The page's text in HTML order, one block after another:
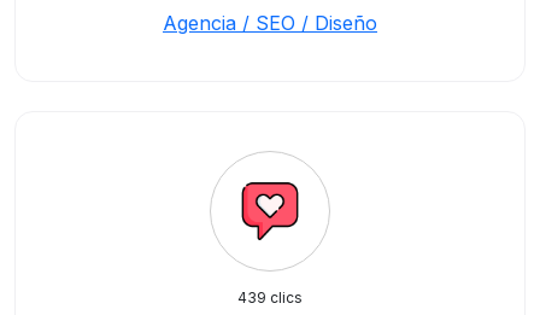
Agencia / SEO / Diseño
439 clics